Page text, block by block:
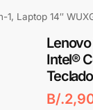
14″ WUXGA IPS Touch,
Lenovo
Intel®
B/.